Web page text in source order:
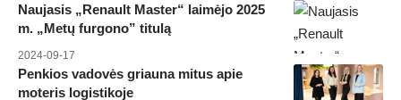
Naujasis „Renault Master“ laimėjo 2025
m. „Metų furgono” titulą
2024-09-17
Penkios vadovės griauna mitus apie
moteris logistikoje